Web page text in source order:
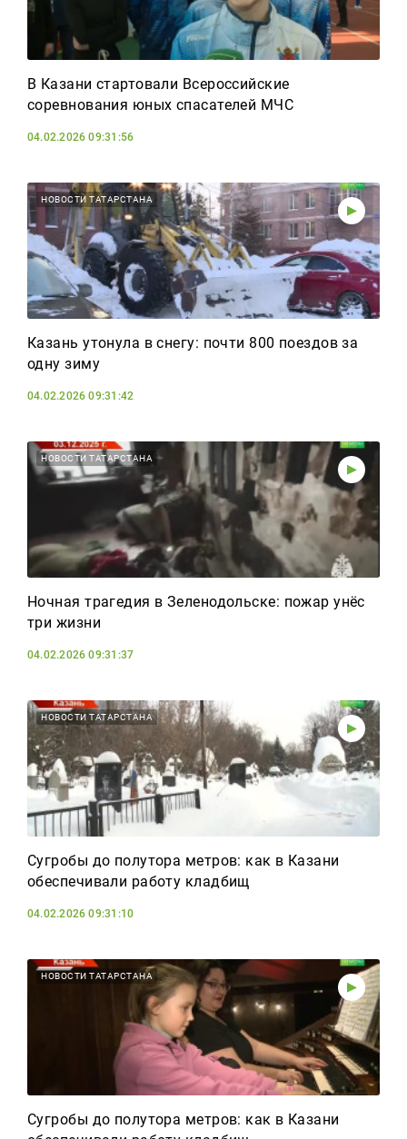
В Казани стартовали Всероссийские
соревнования юных спасателей МЧС
04.02.2026 09:31:56
НОВОСТИ ТАТАРСТАНА
Казань утонула в снегу: почти 800 поездов за
одну зиму
04.02.2026 09:31:42
НОВОСТИ ТАТАРСТАНА
Ночная трагедия в Зеленодольске: пожар унёс
три жизни
04.02.2026 09:31:37
НОВОСТИ ТАТАРСТАНА
Сугробы до полутора метров: как в Казани
обеспечивали работу кладбищ
04.02.2026 09:31:10
НОВОСТИ ТАТАРСТАНА
Сугробы до полутора метров: как в Казани